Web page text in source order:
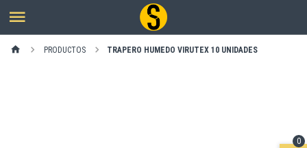
0
PRODUCTOS TRAPERO HUMEDO VIRUTEX 10 UNIDADES